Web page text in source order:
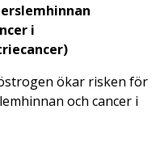
i
ökar risken för
och cancer i